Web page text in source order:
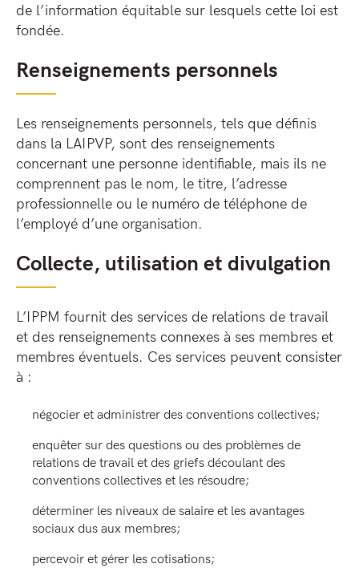
de l’information équitable sur lesquels cette loi est
fondée.
Renseignements personnels
Les renseignements personnels, tels que définis
dans la LAIPVP, sont des renseignements
concernant une personne identifiable, mais ils ne
comprennent pas le nom, le titre, l’adresse
professionnelle ou le numéro de téléphone de
l’employé d’une organisation.
Collecte, utilisation et divulgation
L’IPPM fournit des services de relations de travail
et des renseignements connexes à ses membres et
membres éventuels. Ces services peuvent consister
à :
négocier et administrer des conventions collectives;
enquêter sur des questions ou des problèmes de
relations de travail et des griefs découlant des
conventions collectives et les résoudre;
déterminer les niveaux de salaire et les avantages
sociaux dus aux membres;
percevoir et gérer les cotisations;